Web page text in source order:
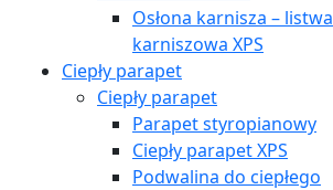
Osłona karnisza – listwa
karniszowa XPS
Ciepły parapet
Ciepły parapet
Parapet styropianowy
Ciepły parapet XPS
Podwalina do ciepłego